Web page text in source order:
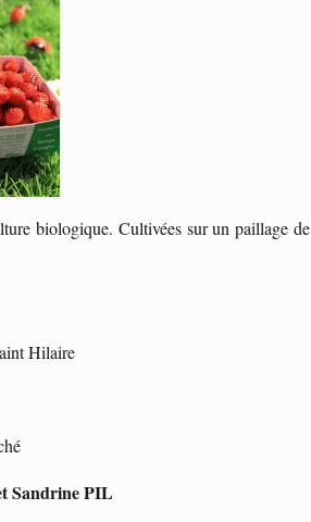
biologique. Cultivées sur un paillage de
Hilaire
Sandrine PIL